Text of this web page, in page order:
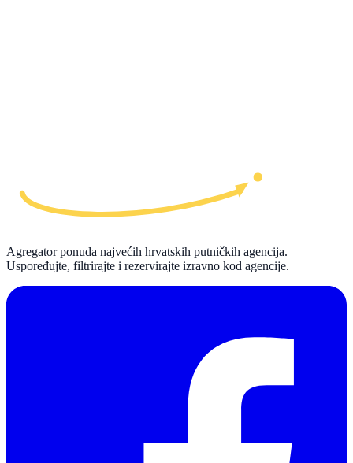
Agregator ponuda najvećih hrvatskih putničkih agencija.
Uspoređujte, filtrirajte i rezervirajte izravno kod agencije.